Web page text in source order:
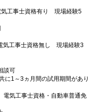
事士資格有り 現場経験5
事士資格無し 現場経験3
可
1～3ヵ月間の試用期間があり
工事士資格・自動車普通免